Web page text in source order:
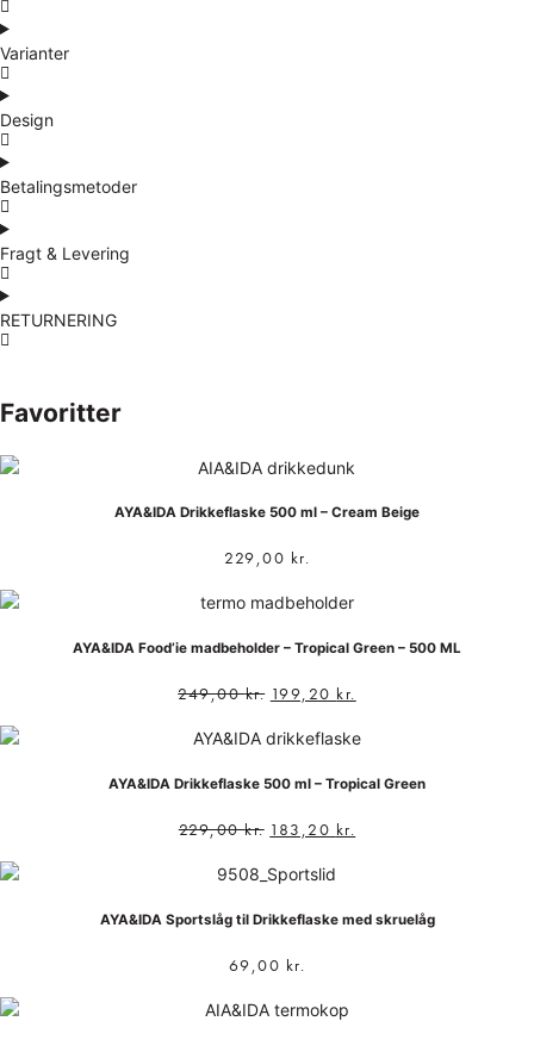
Varianter
Design
Betalingsmetoder
Fragt & Levering
RETURNERING
Favoritter
AYA&IDA Drikkeflaske 500 ml – Cream Beige
229,00 kr.
AYA&IDA Food’ie madbeholder – Tropical Green – 500 ML
249,00kr. 199,20 kr.
AYA&IDA Drikkeflaske 500 ml – Tropical Green
229,00kr. 183,20 kr.
AYA&IDA Sportslåg til Drikkeflaske med skruelåg
69,00 kr.